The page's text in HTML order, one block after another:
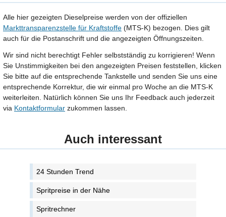
Alle hier gezeigten Dieselpreise werden von der offiziellen
Markttransparenzstelle für Kraftstoffe (MTS-K) bezogen. Dies gilt
auch für die Postanschrift und die angezeigten Öffnungszeiten.
Wir sind nicht berechtigt Fehler selbstständig zu korrigieren! Wenn
Sie Unstimmigkeiten bei den angezeigten Preisen feststellen, klicken
Sie bitte auf die entsprechende Tankstelle und senden Sie uns eine
entsprechende Korrektur, die wir einmal pro Woche an die MTS-K
weiterleiten. Natürlich können Sie uns Ihr Feedback auch jederzeit
via Kontaktformular zukommen lassen.
Auch interessant
24 Stunden Trend
Spritpreise in der Nähe
Spritrechner